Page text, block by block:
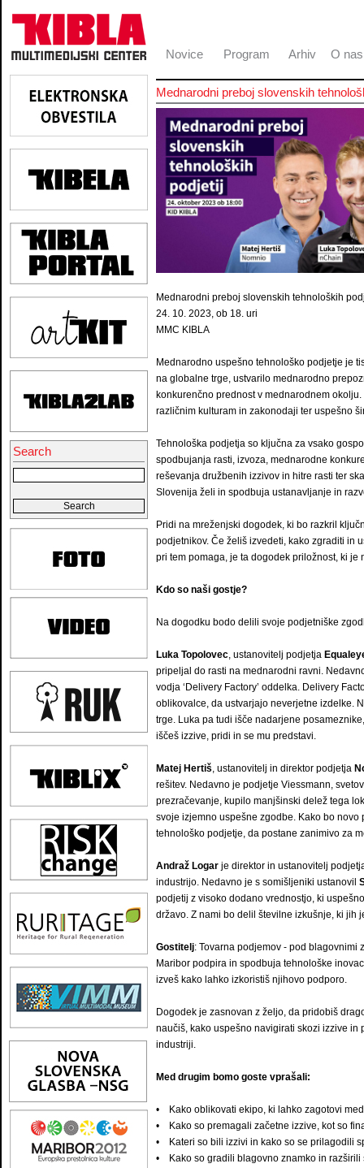
Novice Program Arhiv O nas
Search
Mednarodni preboj slovenskih
Mednarodni preboj slovenskih tehnoloških
24. 10. 2023, ob 18. uri
MMC KIBLA
Mednarodno uspešno tehnološko podjetje je
na globalne trge, ustvarilo mednarodno
konkurenčno prednost v mednarodnem
različnim kulturam in zakonodaji ter uspešno
Tehnološka podjetja so ključna za vsako
spodbujanja rasti, izvoza, mednarodne
reševanja družbenih izzivov in hitre rasti ter
Slovenija želi in spodbuja ustanavljanje in
Pridi na mreženjski dogodek, ki bo razkril
podjetnikov. Če želiš izvedeti, kako zgraditi in
pri tem pomaga, je ta dogodek priložnost, ki je
Kdo so naši gostje?
Na dogodku bodo delili svoje podjetniške
Luka Topolovec, ustanovitelj podjetja
pripeljal do rasti na mednarodni ravni.
vodja ‘Delivery Factory’ oddelka. Delivery
oblikovalce, da ustvarjajo neverjetne izdelke.
trge. Luka pa tudi išče nadarjene
iščeš izzive, pridi in se mu predstavi.
Matej Hertiš, ustanovitelj in direktor podjetja
rešitev. Nedavno je podjetje Viessmann,
prezračevanje, kupilo manjšinski delež tega
svoje izjemno uspešne zgodbe. Kako bo
tehnološko podjetje, da postane zanimivo za
Andraž Logar je direktor in ustanovitelj
industrijo. Nedavno je s somišljeniki ustanovil
podjetij z visoko dodano vrednostjo, ki
državo. Z nami bo delil številne izkušnje, ki
Gostitelj: Tovarna podjemov - pod blagovnimi
Maribor podpira in spodbuja tehnološke
izveš kako lahko izkoristiš njihovo podporo.
Dogodek je zasnovan z željo, da pridobiš
naučiš, kako uspešno navigirati skozi izzive
industriji.
Med drugim bomo goste vprašali:
• Kako oblikovati ekipo, ki lahko zagotovi
• Kako so premagali začetne izzive, kot so
• Kateri so bili izzivi in kako so se prilagodili
• Kako so gradili blagovno znamko in razširili